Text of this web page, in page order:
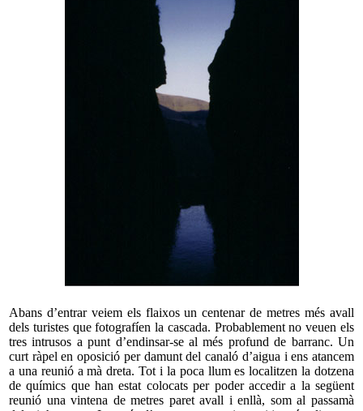
Abans d’entrar veiem els flaixos un centenar de metres més avall
dels turistes que fotografíen la cascada. Probablement no veuen els
tres intrusos a punt d’endinsar-se al més profund de barranc. Un
curt ràpel en oposició per damunt del canaló d’aigua i ens atancem
a una reunió a mà dreta. Tot i la poca llum es localitzen la dotzena
de químics que han estat colocats per poder accedir a la següent
reunió una vintena de metres paret avall i enllà, som al passamà